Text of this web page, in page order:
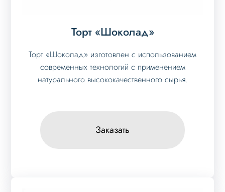
Торт «Шоколад»
Торт «Шоколад» изготовлен с использованием
современных технологий с применением
натурального высококачественного сырья.
Заказать